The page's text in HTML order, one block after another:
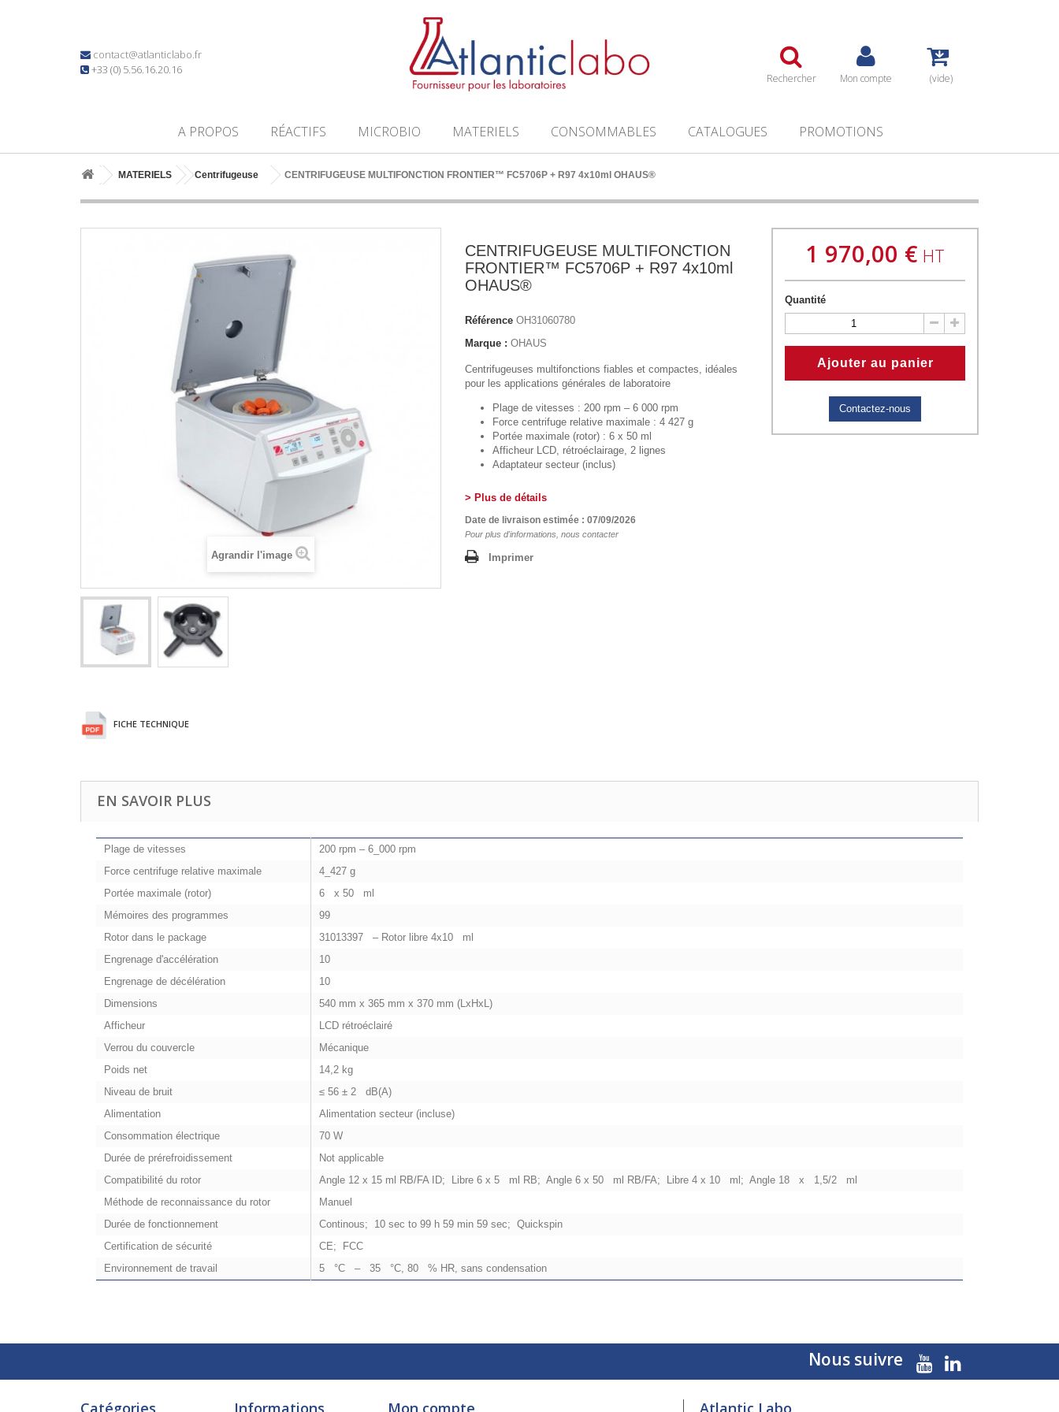
contact@atlanticlabo.fr
+33 (0) 5.56.16.20.16
Rechercher Mon compte (vide)
A PROPOS RÉACTIFS MICROBIO MATERIELS CONSOMMABLES CATALOGUES PROMOTIONS
MATERIELS Centrifugeuse CENTRIFUGEUSE MULTIFONCTION FRONTIER™ FC5706P + R97 4x10ml OHAUS®
Agrandir l'image
FICHE TECHNIQUE
CENTRIFUGEUSE MULTIFONCTION
FRONTIER™ FC5706P + R97 4x10ml
OHAUS®
Référence OH31060780
Marque : OHAUS
Centrifugeuses multifonctions fiables et compactes, idéales
pour les applications générales de laboratoire
Plage de vitesses : 200 rpm – 6 000 rpm
Force centrifuge relative maximale : 4 427 g
Portée maximale (rotor) : 6 x 50 ml
Afficheur LCD, rétroéclairage, 2 lignes
Adaptateur secteur (inclus)
> Plus de détails
Date de livraison estimée : 07/09/2026
Pour plus d'informations, nous contacter
Imprimer
1 970,00 € HT
Quantité
Ajouter au panier
Contactez-nous
EN SAVOIR PLUS
Plage de vitesses
200 rpm – 6_000 rpm
Force centrifuge relative maximale
4_427 g
Portée maximale (rotor)
6 x 50 ml
Mémoires des programmes
99
Rotor dans le package
31013397 – Rotor libre 4x10 ml
Engrenage d'accélération
10
Engrenage de décélération
10
Dimensions
540 mm x 365 mm x 370 mm (LxHxL)
Afficheur
LCD rétroéclairé
Verrou du couvercle
Mécanique
Poids net
14,2 kg
Niveau de bruit
≤ 56 ± 2 dB(A)
Alimentation
Alimentation secteur (incluse)
Consommation électrique
70 W
Durée de prérefroidissement
Not applicable
Compatibilité du rotor
Angle 12 x 15 ml RB/FA ID; Libre 6 x 5 ml RB; Angle 6 x 50 ml RB/FA; Libre 4 x 10 ml; Angle 18 x 1,5/2 ml
Méthode de reconnaissance du rotor
Manuel
Durée de fonctionnement
Continous; 10 sec to 99 h 59 min 59 sec; Quickspin
Certification de sécurité
CE; FCC
Environnement de travail
5 °C – 35 °C, 80 % HR, sans condensation
Nous suivre
Catégories Informations Mon compte Atlantic Labo